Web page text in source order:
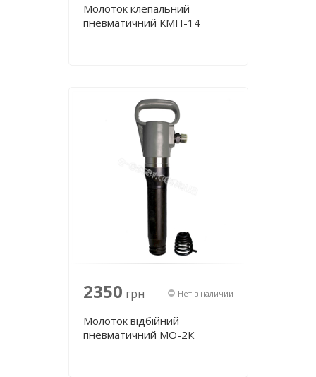
Молоток клепальний
пневматичний КМП-14
2350 грн Нет в наличии
Молоток відбійний
пневматичний МО-2К